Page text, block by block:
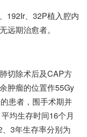
192Ir、32P植入腔内
远期治愈者。
切除术后及CAP方
肿瘤的位置作55Gy
患者，围手术期并
均生存时间16个月
、3年生存率分别为